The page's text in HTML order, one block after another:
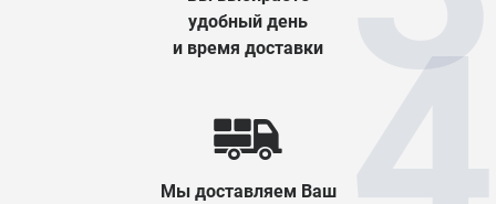
удобный день
и время доставки
Мы доставляем Ваш